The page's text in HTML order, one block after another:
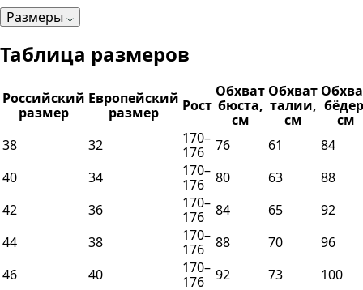
Размеры
Таблица размеров
Российский
размер
Европейский
размер
Рост
Обхват
бюста,
см
Обхват
талии,
см
см
38
32
170–
176
76 61
84
40
34
170–
176
80 63
88
42
36
170–
176
84 65
92
44
38
170–
176
88 70
96
46
40
170–
176
92 73
100